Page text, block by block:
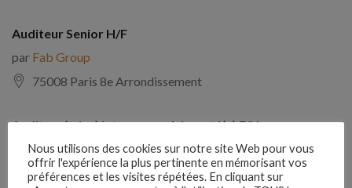
Auditeur Senior H/F
par Fab Group
75008 Paris 8e Arrondissement
Auditeur(trice) interne expérimenté(e) F/H
parComptabilite Emploi
39130 Châtillon
Nous utilisons des cookies sur notre site Web pour vous
offrir l'expérience la plus pertinente en mémorisant vos
préférences et les visites répétées. En cliquant sur